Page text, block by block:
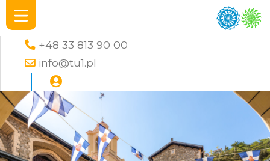
+48 33 813 90 00
info@tu1.pl